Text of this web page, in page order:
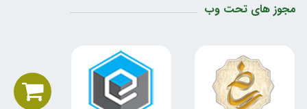
مجوز های تحت وب